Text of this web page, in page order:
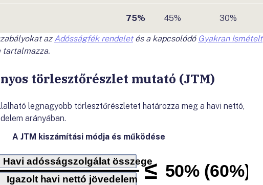
75% 45% 30%
az Adósságfék rendeletés a kapcsolódó Gyakran Ismételt
törlesztőrészlet mutató (JTM)
legnagyobb törlesztőrészletet határozza meg a havi nettó,
arányában.
A JTM kiszámítási módja és működése